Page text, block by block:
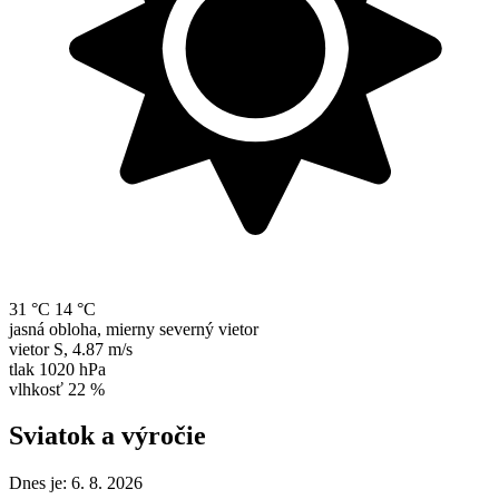
31 °C 14 °C
jasná obloha, mierny severný vietor
vietor S, 4.87 m/s
tlak 1020 hPa
vlhkosť 22 %
Sviatok a výročie
Dnes je: 6. 8. 2026